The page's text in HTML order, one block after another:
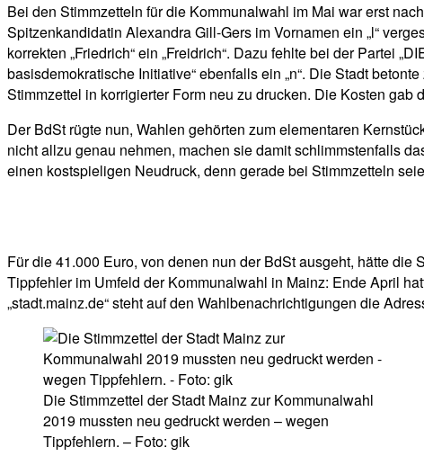
Bei den Stimmzetteln für die Kommunalwahl im Mai war erst
Spitzenkandidatin Alexandra Gill-Gers im Vornamen ein „l“
korrekten „Friedrich“ ein „Freidrich“. Dazu fehlte bei der Partei
basisdemokratische Initiative“ ebenfalls ein „n“. Die Stadt
Stimmzettel in korrigierter Form neu zu drucken. Die Kosten gab
Der BdSt rügte nun, Wahlen gehörten zum elementaren
nicht allzu genau nehmen, machen sie damit schlimmstenfalls
einen kostspieligen Neudruck, denn gerade bei Stimmzetteln
Für die 41.000 Euro, von denen nun der BdSt ausgeht, hätte
Tippfehler im Umfeld der Kommunalwahl in Mainz: Ende April
„stadt.mainz.de“ steht auf den Wahlbenachrichtigungen die
Die Stimmzettel der Stadt Mainz zur Kommunalwahl
2019 mussten neu gedruckt werden – wegen
Tippfehlern. – Foto: gik